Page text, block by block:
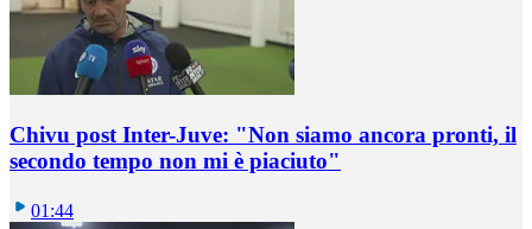
Chivu post Inter-Juve: "Non siamo ancora pronti, il
secondo tempo non mi è piaciuto"
01:44